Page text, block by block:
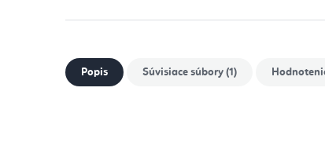
Popis Súvisiace súbory (1)